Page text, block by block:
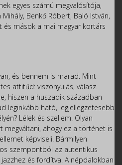
egyes számú megvalósítója,
Benkő Róbert, Baló István,
és mások a mai magyar kortárs
és bennem is marad. Mint
attitűd: viszonyulás, válasz.
hiszen a huszadik században
leginkább ható, legjellegzetesebb
Lélek és szellem. Olyan
megváltani, ahogy ez a történet is
képviseli. Bármilyen
szempontból az autentikus
és fordítva. A népdalokban